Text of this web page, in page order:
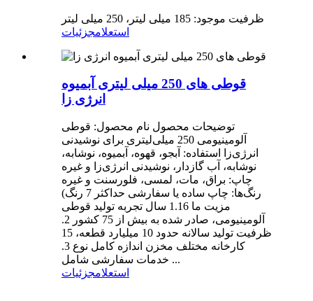
ظرفیت موجود: 185 میلی لیتر، 250 میلی لیتر
استعلامجزئیات
قوطی های 250 میلی لیتری آبمیوه
انرژی زا
توضیحات محصول نام محصول: قوطی
آلومینیومی 250 میلی‌لیتری برای نوشیدنی
انرژی‌زا استفاده: آبجو، قهوه، آبمیوه، نوشابه،
نوشابه، آب گازدار، نوشیدنی انرژی‌زا و غیره
چاپ: براق، مات، لمسی، فلورسنت و غیره
رنگ‌ها: چاپ ساده یا سفارشی حداکثر 7 رنگ)
مزیت ما 1.16 سال تجربه تولید قوطی
آلومینیومی، صادر شده به بیش از 75 کشور 2.
ظرفیت تولید سالانه حدود 10 میلیارد قطعه، 15
کارخانه مختلف مخزن اندازه کامل نوع 3.
خدمات سفارشی شامل ...
استعلامجزئیات